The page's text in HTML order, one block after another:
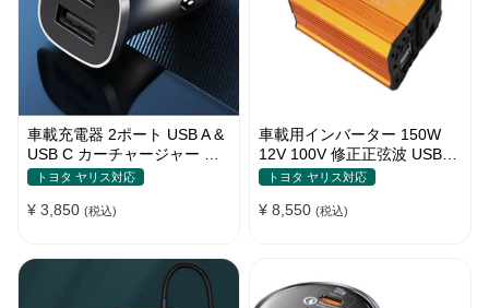
車載充電器 2ポート USB A &
USB C カーチャージャー 急
速充電USB [36W 12V-24V ]
トヨタ ヤリス対応
¥ 3,850 (税込)
車載用インバーター 150W
12V 100V 修正正弦波 USBポ
ート2口 コンバーター 防災用
トヨタ ヤリス対応
¥ 8,550 (税込)